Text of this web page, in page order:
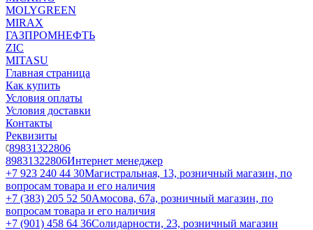
MOLYGREEN
MIRAX
ГАЗПРОМНЕФТЬ
ZIC
MITASU
Главная страница
Как купить
Условия оплаты
Условия доставки
Контакты
Реквизиты
89831322806
89831322806Интернет менеджер
+7 923 240 44 30​Магистральная, 13, розничный магазин, по
вопросам товара и его наличия
+7 (383) 205 52 50Амосова, 67а, розничный магазин, по
вопросам товара и его наличия
+7 (901) 458 64 36Солидарности, 23, розничный магазин